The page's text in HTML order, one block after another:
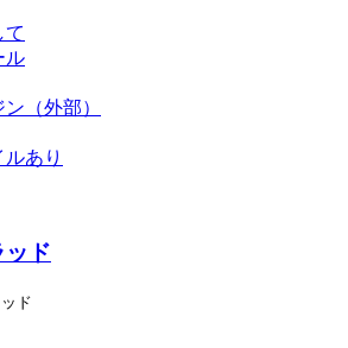
て
ル
（外部）
あり
ッド
ド